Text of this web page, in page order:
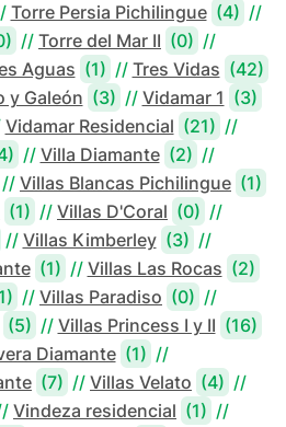
Torre Persia Pichilingue (4) //
// Torre del Mar II (0) //
Aguas (1) // Tres Vidas (42)
y Galeón (3) // Vidamar 1 (3)
Vidamar Residencial (21) //
// Villa Diamante (2) //
// Villas Blancas Pichilingue (1)
(1) // Villas D'Coral (0) //
// Villas Kimberley (3) //
(1) // Villas Las Rocas (2)
// Villas Paradiso (0) //
(5) // Villas Princess I y II (16)
Diamante (1) //
(7) // Villas Velato (4) //
Vindeza residencial (1) //